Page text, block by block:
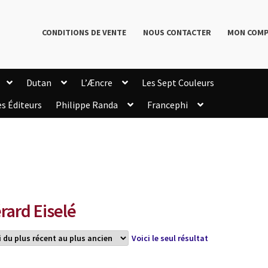
CONDITIONS DE VENTE NOUS CONTACTER MON
Dutan L’Æncre
Les Sept Couleurs
Éditeurs Philippe Randa
Francephi
Eiselé
Voici le seul résultat